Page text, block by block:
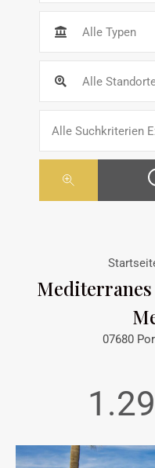
Alle Typen
Alle
Alle Suchkriterien
07680